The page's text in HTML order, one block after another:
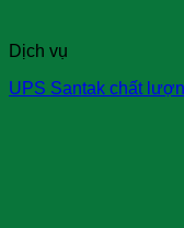
Dịch vụ
UPS Santak chất